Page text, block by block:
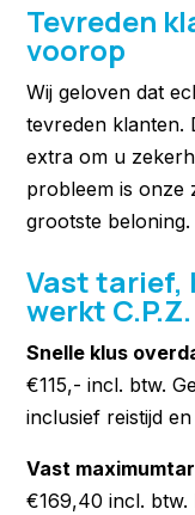
Tevreden
voorop
Wij geloven dat
tevreden klanten.
extra om u
probleem is onze
grootste beloning.
Vast tarief,
werkt C.P.Z.
Snelle klus
€115,- incl. btw.
inclusief reistijd
Vast
€169,40 incl.